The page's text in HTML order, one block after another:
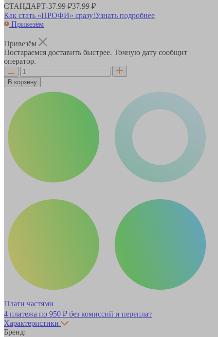
СТАНДАРТ-37.99 ₽37.99 ₽
Как стать «ПРОФИ» сразу!Узнать подробнее
Привезём
Привезём
Постараемся доставить быстрее. Точную дату сообщит
оператор.
В корзину
Плати частями
4 платежа по 950 ₽ без комиссий и переплат
Характеристики
Бренд: